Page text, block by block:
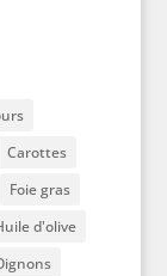
Carottes
Foie gras
d'olive